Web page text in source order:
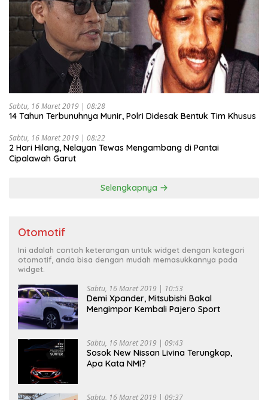
Sabtu, 16 Maret 2019 | 08:28
14 Tahun Terbunuhnya Munir, Polri Didesak Bentuk Tim Khusus
Sabtu, 16 Maret 2019 | 08:22
2 Hari Hilang, Nelayan Tewas Mengambang di Pantai
Cipalawah Garut
Selengkapnya
Otomotif
Ini adalah contoh keterangan untuk widget dengan kategori
otomotif, anda bisa dengan mudah memasukkannya pada
widget.
Sabtu, 16 Maret 2019 | 10:53
Demi Xpander, Mitsubishi Bakal
Mengimpor Kembali Pajero Sport
Sabtu, 16 Maret 2019 | 09:43
Sosok New Nissan Livina Terungkap,
Apa Kata NMI?
Sabtu, 16 Maret 2019 | 09:37